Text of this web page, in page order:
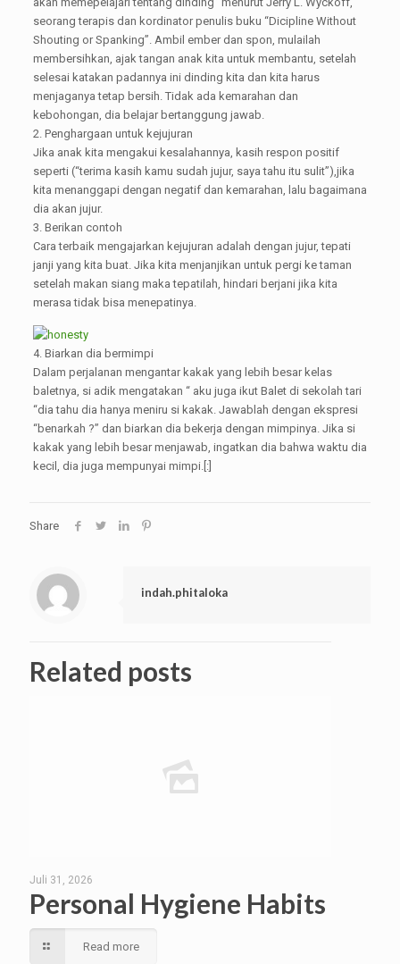
seorang terapis dan kordinator penulis buku “Dicipline Without
Shouting or Spanking”. Ambil ember dan spon, mulailah
membersihkan, ajak tangan anak kita untuk membantu, setelah
selesai katakan padannya ini dinding kita dan kita harus
menjaganya tetap bersih. Tidak ada kemarahan dan
kebohongan, dia belajar bertanggung jawab.
2. Penghargaan untuk kejujuran
Jika anak kita mengakui kesalahannya, kasih respon positif
seperti (“terima kasih kamu sudah jujur, saya tahu itu sulit”),jika
kita menanggapi dengan negatif dan kemarahan, lalu bagaimana
dia akan jujur.
3. Berikan contoh
Cara terbaik mengajarkan kejujuran adalah dengan jujur, tepati
janji yang kita buat. Jika kita menjanjikan untuk pergi ke taman
setelah makan siang maka tepatilah, hindari berjani jika kita
merasa tidak bisa menepatinya.
4. Biarkan dia bermimpi
Dalam perjalanan mengantar kakak yang lebih besar kelas
baletnya, si adik mengatakan “ aku juga ikut Balet di sekolah tari
“dia tahu dia hanya meniru si kakak. Jawablah dengan ekspresi
“benarkah ?” dan biarkan dia bekerja dengan mimpinya. Jika si
kakak yang lebih besar menjawab, ingatkan dia bahwa waktu dia
kecil, dia juga mempunyai mimpi.[:]
Share
indah.phitaloka
Related posts
Juli 31, 2026
Personal Hygiene Habits
Read more